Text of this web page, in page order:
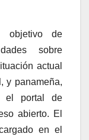
objetivo de
sobre
actual
y panameña,
el portal de
abierto. El
en el